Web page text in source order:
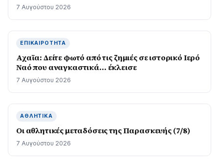
7 Αυγούστου 2026
ΕΠΙΚΑΙΡΌΤΗΤΑ
Αχαϊα: Δείτε φωτό από τις ζημιές σε ιστορικό Ιερό
Ναό που αναγκαστικά… έκλεισε
7 Αυγούστου 2026
ΑΘΛΗΤΙΚΆ
Οι αθλητικές μεταδόσεις της Παρασκευής (7/8)
7 Αυγούστου 2026